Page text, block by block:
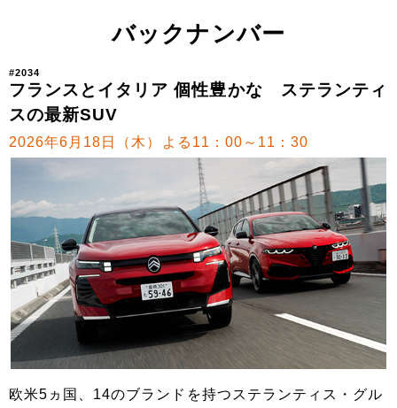
バックナンバー
#2034
フランスとイタリア 個性豊かな ステランティ
スの最新SUV
2026年6月18日（木）よる11：00～11：30
欧米5ヵ国、14のブランドを持つステランティス・グル